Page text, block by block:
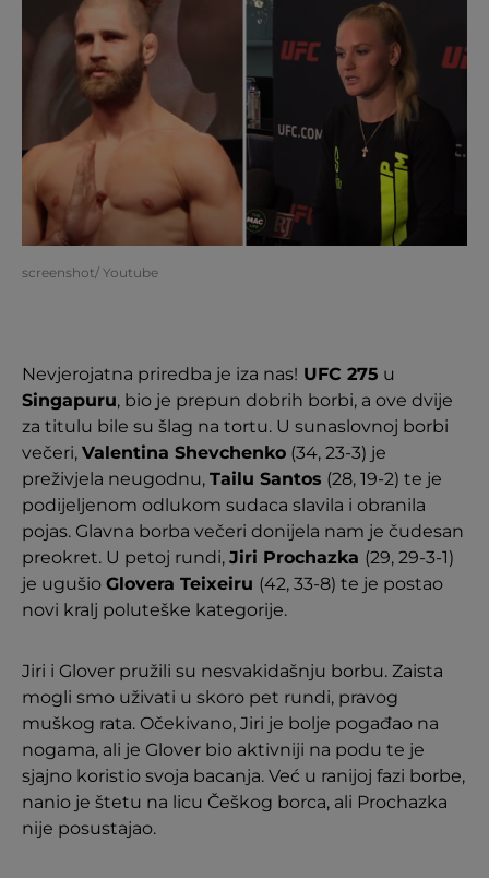
screenshot/ Youtube
Nevjerojatna priredba je iza nas! UFC 275 u
Singapuru, bio je prepun dobrih borbi, a ove dvije
za titulu bile su šlag na tortu. U sunaslovnoj borbi
večeri, Valentina Shevchenko (34, 23-3) je
preživjela neugodnu, Tailu Santos (28, 19-2) te je
podijeljenom odlukom sudaca slavila i obranila
pojas. Glavna borba večeri donijela nam je čudesan
preokret. U petoj rundi, Jiri Prochazka (29, 29-3-1)
je ugušio Glovera Teixeiru (42, 33-8) te je postao
novi kralj poluteške kategorije.
Jiri i Glover pružili su nesvakidašnju borbu. Zaista
mogli smo uživati u skoro pet rundi, pravog
muškog rata. Očekivano, Jiri je bolje pogađao na
nogama, ali je Glover bio aktivniji na podu te je
sjajno koristio svoja bacanja. Već u ranijoj fazi borbe,
nanio je štetu na licu Češkog borca, ali Prochazka
nije posustajao.